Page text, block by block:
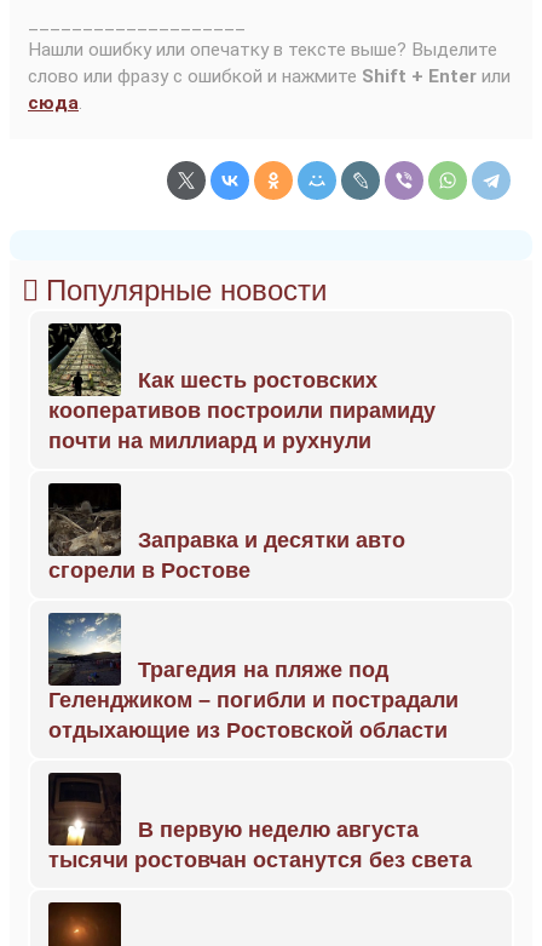
Нашли ошибку или опечатку в тексте выше? Выделите
слово или фразу с ошибкой и нажмите Shift + Enter или
сюда.
Популярные новости
Как шесть ростовских
кооперативов построили пирамиду
почти на миллиард и рухнули
Заправка и десятки авто
сгорели в Ростове
Трагедия на пляже под
Геленджиком – погибли и пострадали
отдыхающие из Ростовской области
В первую неделю августа
тысячи ростовчан останутся без света